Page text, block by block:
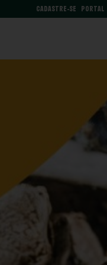
PORTAL
CADASTRE-SE